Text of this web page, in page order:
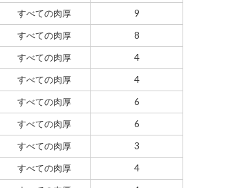
すべての肉厚
9
すべての肉厚
8
すべての肉厚
4
すべての肉厚
4
すべての肉厚
6
すべての肉厚
6
すべての肉厚
3
すべての肉厚
4